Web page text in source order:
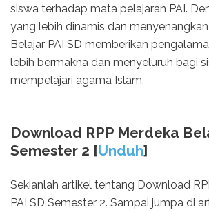
siswa terhadap mata pelajaran PAI.
yang lebih dinamis dan
Belajar PAI SD memberikan
lebih bermakna dan menyeluruh bagi
mempelajari agama Islam.
Download RPP Merdeka
Semester 2 [Unduh]
Sekianlah artikel tentang Download
PAI SD Semester 2. Sampai jumpa di